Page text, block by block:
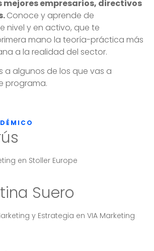
mejores empresarios, directivos
.Conoce y aprende de
nivel y en activo, que te
mano la teoría-práctica más
a la realidad del sector.
a algunos de los que vas a
programa.
en Stoller Europe
Suero
y Estrategia en VIA Marketing